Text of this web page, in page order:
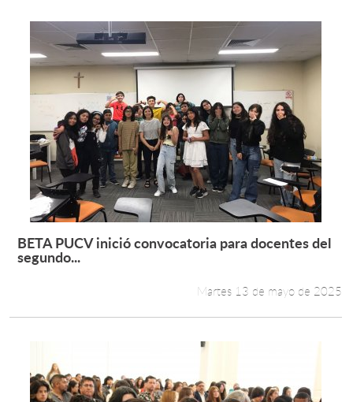
Leer más +
BETA PUCV inició convocatoria para docentes del
segundo...
Martes 13 de mayo de 2025